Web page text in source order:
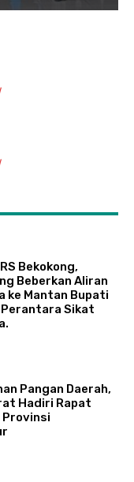
Bekokong,
Beberkan Aliran
ke Mantan Bupati
Perantara Sikat
Pangan Daerah,
Hadiri Rapat
Provinsi